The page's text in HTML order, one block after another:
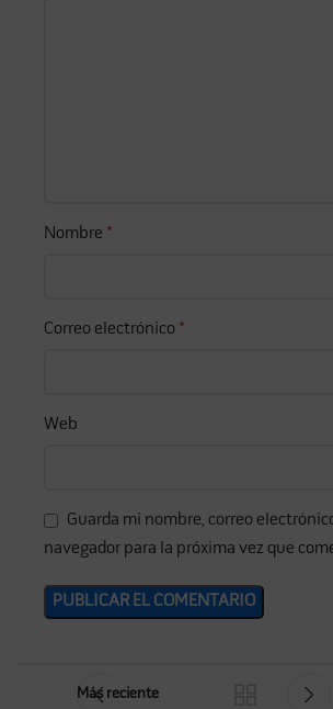
Nombre *
Correo electrónico *
Web
Guarda mi nombre, correo
navegador para la próxima vez que
Más reciente